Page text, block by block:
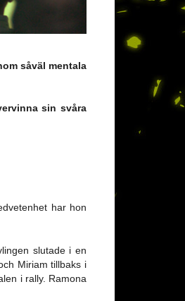
såväl mentala
sin svåra
har hon
slutade i en
Miriam tillbaks i
i rally. Ramona